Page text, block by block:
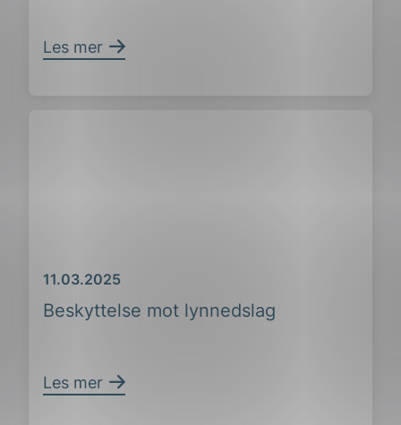
Les mer
Beskyttelse mot lynnedslag
Dato
11.03.2025
Les mer